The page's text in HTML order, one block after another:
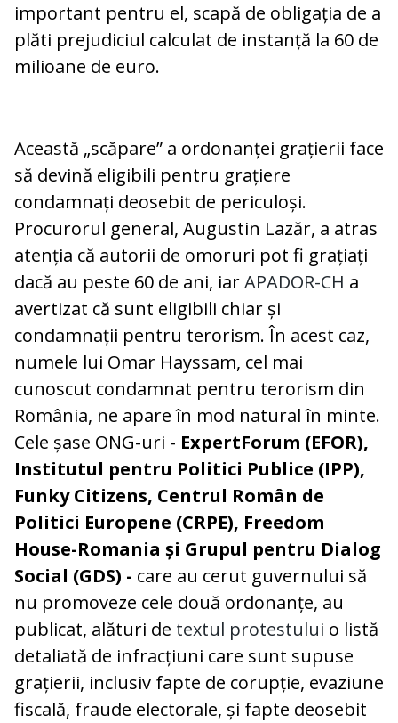
important pentru el, scapă de obligația de a
plăti prejudiciul calculat de instanță la 60 de
milioane de euro.
Această „scăpare” a ordonanței grațierii face
să devină eligibili pentru grațiere
condamnați deosebit de periculoși.
Procurorul general, Augustin Lazăr, a atras
atenția că autorii de omoruri pot fi grațiați
dacă au peste 60 de ani, iarAPADOR-CH a
avertizat că sunt eligibili chiar și
condamnații pentru terorism. În acest caz,
numele lui Omar Hayssam, cel mai
cunoscut condamnat pentru terorism din
România, ne apare în mod natural în minte.
Cele șase ONG-uri - ExpertForum (EFOR),
Institutul pentru Politici Publice (IPP),
Funky Citizens, Centrul Român de
Politici Europene (CRPE), Freedom
House-Romania și Grupul pentru Dialog
Social (GDS) - care au cerut guvernului să
nu promoveze cele două ordonanțe, au
publicat, alături de textul protestului o listă
detaliată de infracțiuni care sunt supuse
grațierii, inclusiv fapte de corupție, evaziune
fiscală, fraude electorale, și fapte deosebit